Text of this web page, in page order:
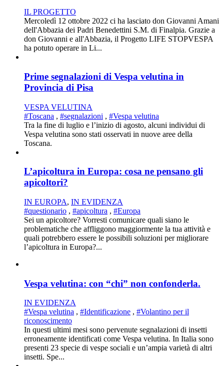
IL PROGETTO
Mercoledì 12 ottobre 2022 ci ha lasciato don Giovanni Amani
dell'Abbazia dei Padri Benedettini S.M. di Finalpia. Grazie a
don Giovanni e all'Abbazia, il Progetto LIFE STOPVESPA
ha potuto operare in Li...
Prime segnalazioni di Vespa velutina in
Provincia di Pisa
VESPA VELUTINA
#Toscana , #segnalazioni , #Vespa velutina
Tra la fine di luglio e l’inizio di agosto, alcuni individui di
Vespa velutina sono stati osservati in nuove aree della
Toscana.
L’apicoltura in Europa: cosa ne pensano gli
apicoltori?
IN EUROPA, IN EVIDENZA
#questionario , #apicoltura , #Europa
Sei un apicoltore? Vorresti comunicare quali siano le
problematiche che affliggono maggiormente la tua attività e
quali potrebbero essere le possibili soluzioni per migliorare
l’apicoltura in Europa?...
Vespa velutina: con “chi” non confonderla.
IN EVIDENZA
#Vespa velutina , #Identificazione , #Volantino per il
riconoscimento
In questi ultimi mesi sono pervenute segnalazioni di insetti
erroneamente identificati come Vespa velutina. In Italia sono
presenti 23 specie di vespe sociali e un’ampia varietà di altri
insetti. Spe...